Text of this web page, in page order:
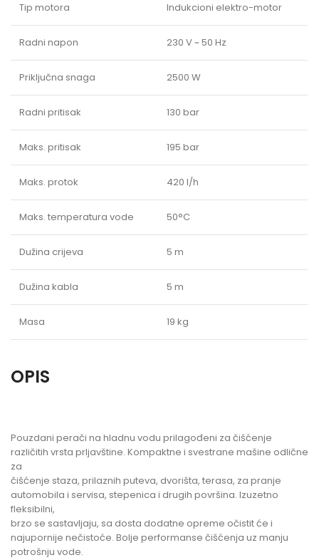
Tip motora Indukcioni elektro-motor
Radni napon 230 V ~ 50 Hz
Priključna snaga 2500 W
Radni pritisak 130 bar
Maks. pritisak 195 bar
Maks. protok 420 l/h
Maks. temperatura vode 50°C
Dužina crijeva 5 m
Dužina kabla 5 m
Masa 19 kg
OPIS
Pouzdani perači na hladnu vodu prilagođeni za čišćenje
različitih vrsta prljavštine. Kompaktne i svestrane mašine odlične
za
čišćenje staza, prilaznih puteva, dvorišta, terasa, za pranje
automobila i servisa, stepenica i drugih površina. Izuzetno
fleksibilni,
brzo se sastavljaju, sa dosta dodatne opreme očistit će i
najupornije nečistoće. Bolje performanse čišćenja uz manju
potrošnju vode.